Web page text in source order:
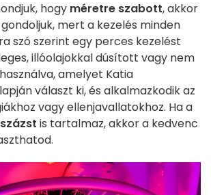
hogy méretre szabott, akkor
mert a kezelés minden
szó szerint egy perces kezelést
illóolajokkal dúsított vagy nem
amelyet Katia
választ ki, és alkalmazkodik az
vagy ellenjavallatokhoz. Ha a
is tartalmaz, akkor a kedvenc